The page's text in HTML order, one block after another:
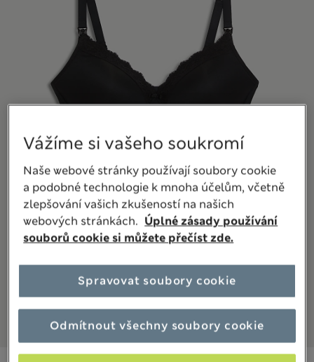
Vážíme si vašeho soukromí
Naše webové stránky používají soubory cookie
a podobné technologie k mnoha účelům, včetně
zlepšování vašich zkušeností na našich
webových stránkách. Úplné zásady používání
souborů cookie si můžete přečíst zde.
Odmítnout všechny soubory cookie
Spravovat soubory cookie